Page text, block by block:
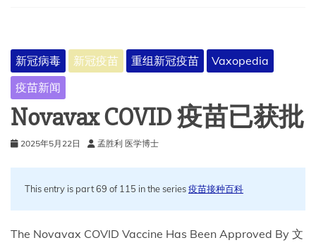
新冠病毒 新冠疫苗 重组新冠疫苗
Vaxopedia
疫苗新闻
Novavax COVID 疫苗已获批
2025年5月22日 孟胜利 医学博士
This entry is part 69 of 115 in the series疫苗接种百科
The Novavax COVID Vaccine Has Been Approved By 文